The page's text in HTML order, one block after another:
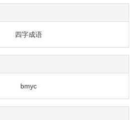
四字成语
bmyc